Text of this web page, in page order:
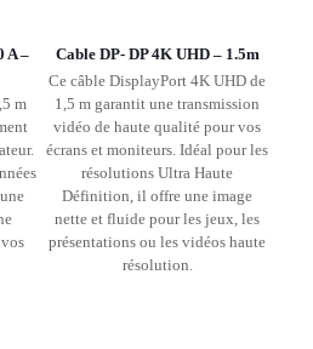
A –
m
Cable DP- DP 4K UHD – 1.5m
Ce câble DisplayPort 4K UHD de
1,5 m garantit une transmission
vidéo de haute qualité pour vos
écrans et moniteurs. Idéal pour les
résolutions Ultra Haute
Définition, il offre une image
nette et fluide pour les jeux, les
présentations ou les vidéos haute
résolution.